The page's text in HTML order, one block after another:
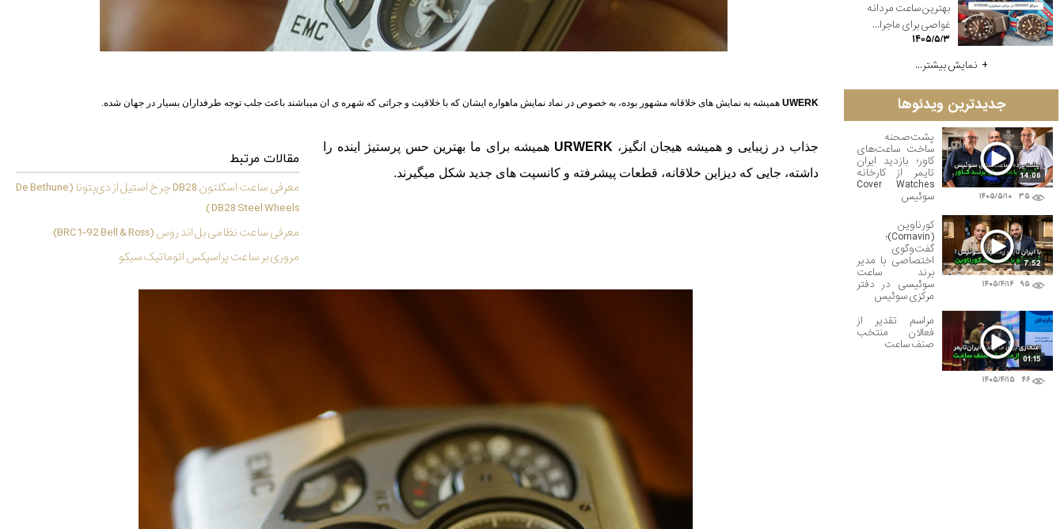
UWERK همیشه به نمایش های خلاقانه مشهور بوده، به خصوص در نماد نمایش ماهواره ایشان که با خلاقیت و جراتی که شهره ی ان میباشند باعث جلب توجه طرفداران بسیار در جهان شده.
مقالات مرتبط
معرفی ساعت اسکلتون DB28 چرخ استیل از دی‌بِتونا (De Bethune
DB28 Steel Wheels )
معرفی ساعت نظامی بل اند روس (BRC1-92 Bell & Ross)
مروری بر ساعت پراسپکس اتوماتیک سیکو
جذاب در زیبایی و همیشه هیجان انگیز، URWERK همیشه برای ما بهترین حس پرستیژ اینده را
داشته، جایی که دیزاین خلاقانه، قطعات پیشرفته و کانسپت های جدید شکل میگیرند.
بهترین ساعت مردانه
غواصی برای ماجرا...
۱۴۰۵/۵/۳
نمایش بیشتر...
جدیدترین ویدئوها
۳۵ ۱۴۰۵/۵/۱۰
14:06
پشت‌صحنه
ساخت ساعت‌های
کاور؛ بازدید ایران
تایمر از کارخانه
Cover Watches
سوئیس
۹۵ ۱۴۰۵/۴/۱۶
7:52
کورناوین
(Cornavin)؛
گفت‌وگوی
اختصاصی با مدیر
برند ساعت
سوئیسی در دفتر
مرکزی سوئیس
۴۶ ۱۴۰۵/۴/۱۵
01:15
مراسم تقدیر از
فعالان منتخب
صنف ساعت